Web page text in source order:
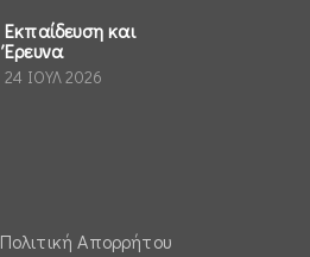
Εκπαίδευση και
Έρευνα
24 ΙΟΥΛ 2026
Πολιτική Απορρήτου